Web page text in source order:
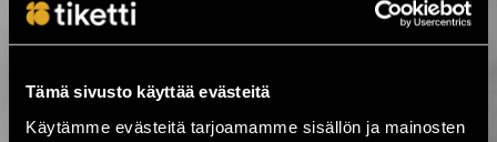
Tämä sivusto käyttää evästeitä
Käytämme evästeitä tarjoamamme sisällön ja mainosten
Festarikesä käy kuumana! ›